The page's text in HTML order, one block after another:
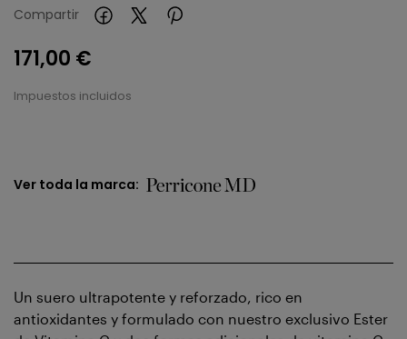
Compartir
171,00 €
Impuestos incluidos
Ver toda la marca:
Un suero ultrapotente y reforzado, rico en
antioxidantes y formulado con nuestro exclusivo Ester